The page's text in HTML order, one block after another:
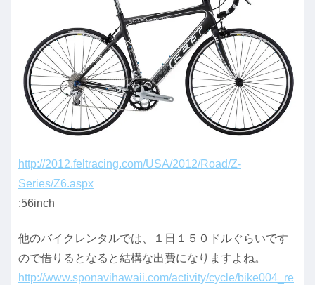
http://2012.feltracing.com/USA/2012/Road/Z-
Series/Z6.aspx
:56inch
他のバイクレンタルでは、１日１５０ドルぐらいです
ので借りるとなると結構な出費になりますよね。
http://www.sponavihawaii.com/activity/cycle/bike004_re